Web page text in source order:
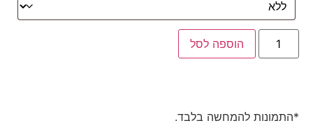
הוספה לסל
*התמונות להמחשה בלבד.